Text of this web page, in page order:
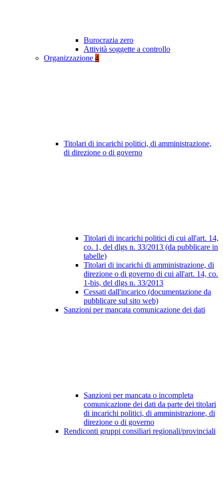
Burocrazia zero
Attività soggette a controllo
Organizzazione 4
Titolari di incarichi politici, di amministrazione,
di direzione o di governo
Titolari di incarichi politici di cui all'art. 14,
co. 1, del dlgs n. 33/2013 (da pubblicare in
tabelle)
Titolari di incarichi di amministrazione, di
direzione o di governo di cui all'art. 14, co.
1-bis, del dlgs n. 33/2013
Cessati dall'incarico (documentazione da
pubblicare sul sito web)
Sanzioni per mancata comunicazione dei dati
Sanzioni per mancata o incompleta
comunicazione dei dati da parte dei titolari
di incarichi politici, di amministrazione, di
direzione o di governo
Rendiconti gruppi consiliari regionali/provinciali